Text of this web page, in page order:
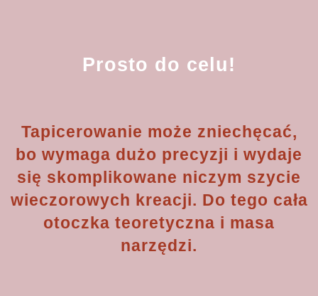
Prosto do celu!
Tapicerowanie może zniechęcać,
bo wymaga dużo precyzji i wydaje
się skomplikowane niczym szycie
wieczorowych kreacji. Do tego cała
otoczka teoretyczna i masa
narzędzi.